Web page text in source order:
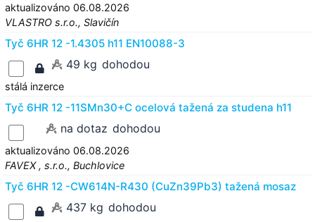
aktualizováno 06.08.2026
VLASTRO s.r.o., Slavičín
Tyč 6HR 12 -1.4305 h11 EN10088-3
49 kg dohodou
stálá inzerce
Tyč 6HR 12 -11SMn30+C ocelová tažená za studena h11
na dotaz dohodou
aktualizováno 06.08.2026
FAVEX , s.r.o., Buchlovice
Tyč 6HR 12 -CW614N-R430 (CuZn39Pb3) tažená mosaz
437 kg dohodou